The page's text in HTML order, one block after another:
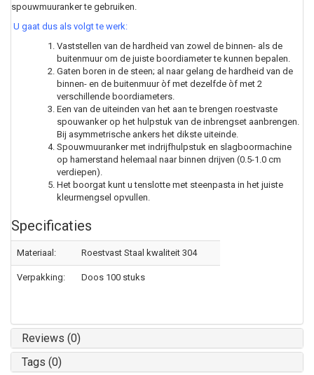
spouwmuuranker te gebruiken.
U gaat dus als volgt te werk:
Vaststellen van de hardheid van zowel de binnen- als de
buitenmuur om de juiste boordiameter te kunnen bepalen.
Gaten boren in de steen; al naar gelang de hardheid van de
binnen- en de buitenmuur òf met dezelfde òf met 2
verschillende boordiameters.
Een van de uiteinden van het aan te brengen roestvaste
spouwanker op het hulpstuk van de inbrengset aanbrengen.
Bij asymmetrische ankers het dikste uiteinde.
Spouwmuuranker met indrijfhulpstuk en slagboormachine
op hamerstand helemaal naar binnen drijven (0.5-1.0 cm
verdiepen).
Het boorgat kunt u tenslotte met steenpasta in het juiste
kleurmengsel opvullen.
Specificaties
Materiaal: Roestvast Staal kwaliteit 304
Verpakking: Doos 100 stuks
Reviews (0)
Tags (0)